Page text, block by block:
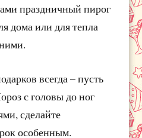
праздничный пирог
дома или для тепла
всегда – пусть
с головы до ног
сделайте
особенным.